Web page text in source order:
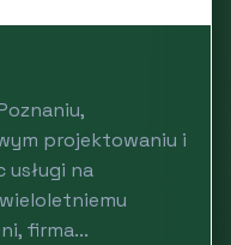
projektowaniu i
usługi na
firma...